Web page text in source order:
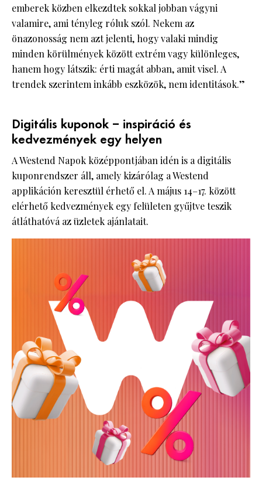
emberek közben elkezdtek sokkal jobban vágyni
valamire, ami tényleg róluk szól. Nekem az
önazonosság nem azt jelenti, hogy valaki mindig
minden körülmények között extrém vagy különleges,
hanem hogy látszik: érti magát abban, amit visel. A
trendek szerintem inkább eszközök, nem identitások.”
Digitális kuponok – inspiráció és
kedvezmények egy helyen
A Westend Napok középpontjában idén is a digitális
kuponrendszer áll, amely kizárólag a Westend
applikáción keresztül érhető el. A május 14–17. között
elérhető kedvezmények egy felületen gyűjtve teszik
átláthatóvá az üzletek ajánlatait.